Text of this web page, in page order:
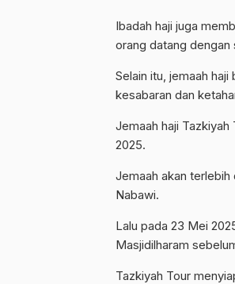
Ibadah haji juga
orang datang dengan
Selain itu, jemaah
kesabaran dan
Jemaah haji Tazkiyah
2025.
Jemaah akan
Nabawi.
Lalu pada 23 Mei
Masjidilharam
Tazkiyah Tour